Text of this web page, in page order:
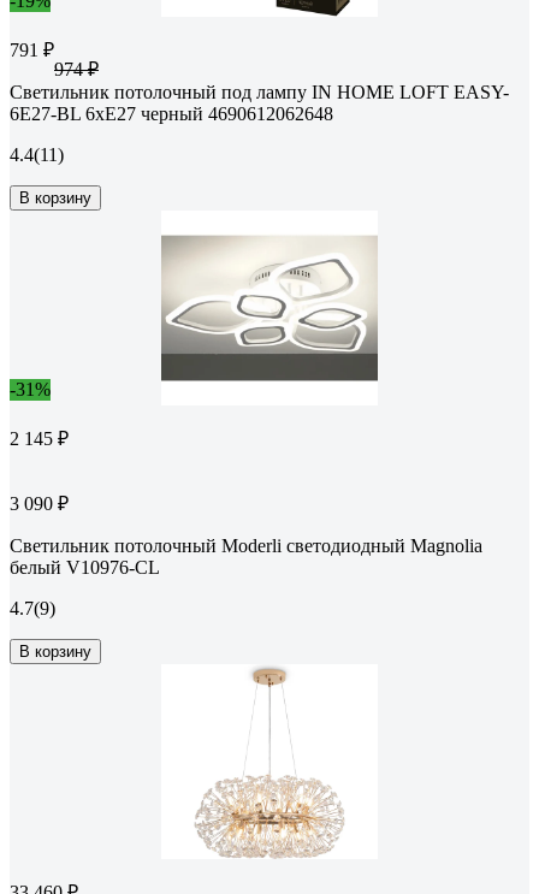
791 ₽
974 ₽
Светильник потолочный под лампу IN HOME LOFT EASY-
6E27-BL 6хЕ27 черный 4690612062648
4.4(11)
В корзину
-31%
2 145 ₽
3 090 ₽
Светильник потолочный Moderli светодиодный Magnolia
белый V10976-CL
4.7(9)
В корзину